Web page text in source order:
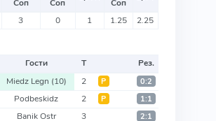
Соп
Соп
Соп
3 0 1 1.25 2.25
Гости Т
Рез.
Miedz Legn (10) 2 Р 0:2
Podbeskidz 2 Р 1:1
Banik Ostr 3 2:1